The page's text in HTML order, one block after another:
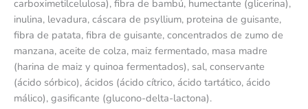
carboximetilcelulosa), fibra de bambú, humectante (glicerina),
inulina, levadura, cáscara de psyllium, proteina de guisante,
fibra de patata, fibra de guisante, concentrados de zumo de
manzana, aceite de colza, maiz fermentado, masa madre
(harina de maiz y quinoa fermentados), sal, conservante
(ácido sórbico), ácidos (ácido cítrico, ácido tartático, ácido
málico), gasificante (glucono-delta-lactona).